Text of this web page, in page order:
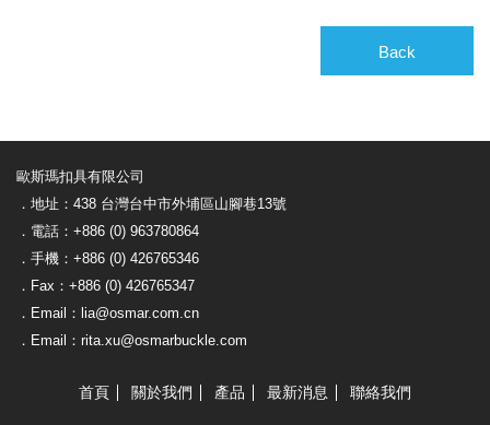
Back
歐斯瑪扣具有限公司
．地址：438 台灣台中市外埔區山腳巷13號
．電話：+886 (0) 963780864
．手機：+886 (0) 426765346
．Fax：+886 (0) 426765347
．Email：lia@osmar.com.cn
．Email：rita.xu@osmarbuckle.com
首頁 關於我們 產品 最新消息 聯絡我們